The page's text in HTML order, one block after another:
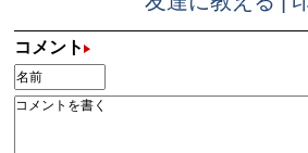
コメント